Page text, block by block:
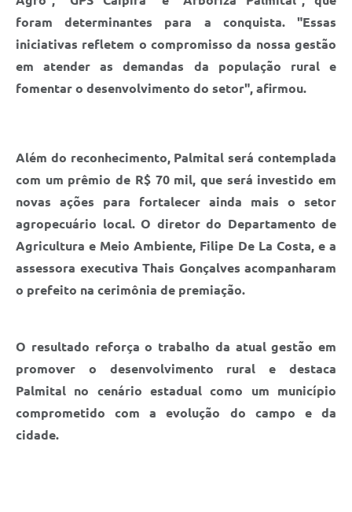
foram determinantes para a conquista. "Essas
iniciativas refletem o compromisso da nossa gestão
em atender as demandas da população rural e
fomentar o desenvolvimento do setor", afirmou.
Além do reconhecimento, Palmital será contemplada
com um prêmio de R$ 70 mil, que será investido em
novas ações para fortalecer ainda mais o setor
agropecuário local. O diretor do Departamento de
Agricultura e Meio Ambiente, Filipe De La Costa, e a
assessora executiva Thais Gonçalves acompanharam
o prefeito na cerimônia de premiação.
O resultado reforça o trabalho da atual gestão em
promover o desenvolvimento rural e destaca
Palmital no cenário estadual como um município
comprometido com a evolução do campo e da
cidade.